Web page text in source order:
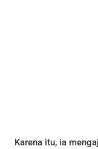
Karena itu, ia